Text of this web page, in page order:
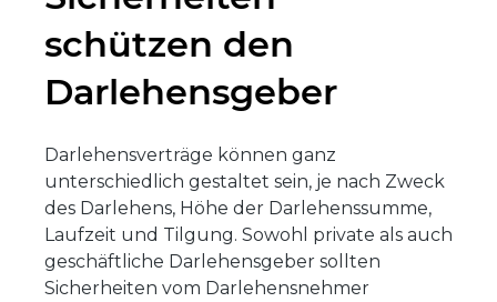
schützen den
Darlehensgeber
Darlehensverträge können ganz
unterschiedlich gestaltet sein, je nach Zweck
des Darlehens, Höhe der Darlehenssumme,
Laufzeit und Tilgung. Sowohl private als auch
geschäftliche Darlehensgeber sollten
Sicherheiten vom Darlehensnehmer